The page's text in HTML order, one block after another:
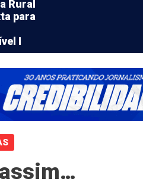
Rural
para
I